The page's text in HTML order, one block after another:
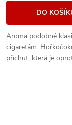
DO
Aroma podobné
cigaretám.
příchut, která je
tabáku jemnější a